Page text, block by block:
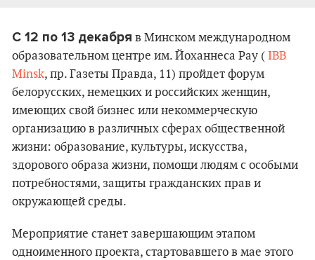
С 12 по 13 декабря в Минском международном
образовательном центре им. Йоханнеса Рау ( IBB
Minsk, пр. Газеты Правда, 11) пройдет форум
белорусских, немецких и российских женщин,
имеющих свой бизнес или некоммерческую
организацию в различных сферах общественной
жизни: образование, культуры, искусства,
здорового образа жизни, помощи людям с особыми
потребностями, защиты гражданских прав и
окружающей среды.
Мероприятие станет завершающим этапом
одноименного проекта, стартовавшего в мае этого